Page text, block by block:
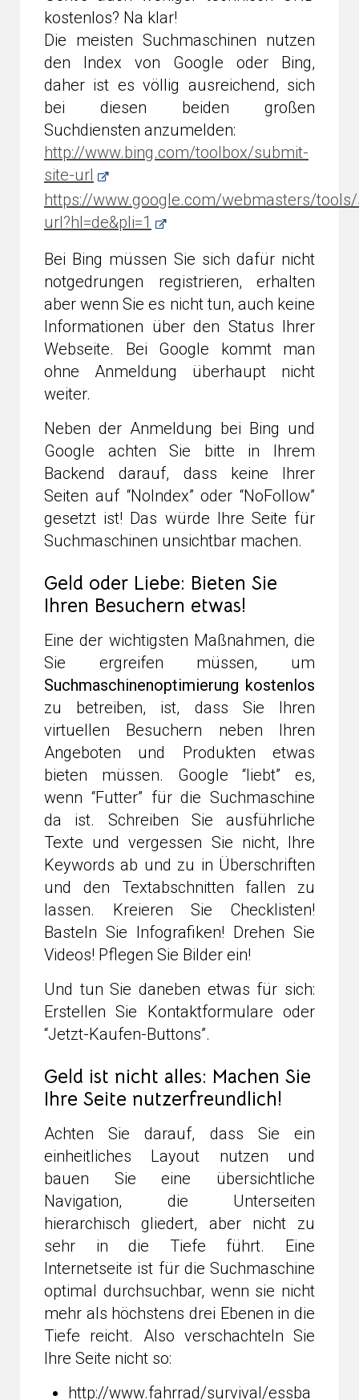
kostenlos? Na klar!
Die meisten Suchmaschinen nutzen
den Index von Google oder Bing,
daher ist es völlig ausreichend, sich
bei diesen beiden großen
Suchdiensten anzumelden:
http://www.bing.com/toolbox/submit-
site-url
https://www.google.com/webmasters/
url?hl=de&pli=1
Bei Bing müssen Sie sich dafür nicht
notgedrungen registrieren, erhalten
aber wenn Sie es nicht tun, auch keine
Informationen über den Status Ihrer
Webseite. Bei Google kommt man
ohne Anmeldung überhaupt nicht
weiter.
Neben der Anmeldung bei Bing und
Google achten Sie bitte in Ihrem
Backend darauf, dass keine Ihrer
Seiten auf “NoIndex” oder “NoFollow”
gesetzt ist! Das würde Ihre Seite für
Suchmaschinen unsichtbar machen.
Geld oder Liebe: Bieten Sie
Ihren Besuchern etwas!
Eine der wichtigsten Maßnahmen, die
Sie ergreifen müssen, um
Suchmaschinenoptimierung kostenlos
zu betreiben, ist, dass Sie Ihren
virtuellen Besuchern neben Ihren
Angeboten und Produkten etwas
bieten müssen. Google “liebt” es,
wenn “Futter” für die Suchmaschine
da ist. Schreiben Sie ausführliche
Texte und vergessen Sie nicht, Ihre
Keywords ab und zu in Überschriften
und den Textabschnitten fallen zu
lassen. Kreieren Sie Checklisten!
Basteln Sie Infografiken! Drehen Sie
Videos! Pflegen Sie Bilder ein!
Und tun Sie daneben etwas für sich:
Erstellen Sie Kontaktformulare oder
“Jetzt-Kaufen-Buttons”.
Geld ist nicht alles: Machen Sie
Ihre Seite nutzerfreundlich!
Achten Sie darauf, dass Sie ein
einheitliches Layout nutzen und
bauen Sie eine übersichtliche
Navigation, die Unterseiten
hierarchisch gliedert, aber nicht zu
sehr in die Tiefe führt. Eine
Internetseite ist für die Suchmaschine
optimal durchsuchbar, wenn sie nicht
mehr als höchstens drei Ebenen in die
Tiefe reicht. Also verschachteln Sie
Ihre Seite nicht so:
http://www.fahrrad/survival/essba